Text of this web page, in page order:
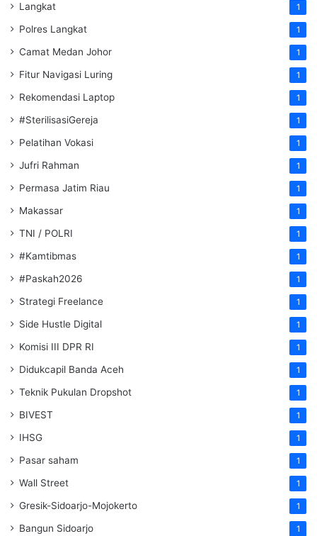
Langkat 1
Polres Langkat 1
Camat Medan Johor 1
Fitur Navigasi Luring 1
Rekomendasi Laptop 1
#SterilisasiGereja 1
Pelatihan Vokasi 1
Jufri Rahman 1
Permasa Jatim Riau 1
Makassar 1
TNI / POLRI 1
#Kamtibmas 1
#Paskah2026 1
Strategi Freelance 1
Side Hustle Digital 1
Komisi III DPR RI 1
Didukcapil Banda Aceh 1
Teknik Pukulan Dropshot 1
BIVEST 1
IHSG 1
Pasar saham 1
Wall Street 1
Gresik-Sidoarjo-Mojokerto 1
Bangun Sidoarjo 1